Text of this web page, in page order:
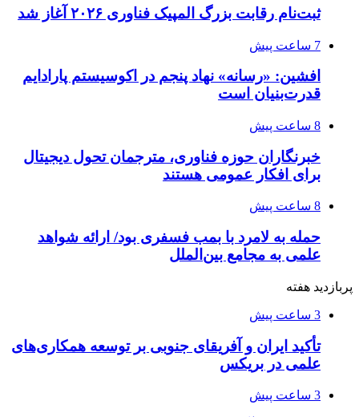
ثبت‌نام رقابت بزرگ المپیک فناوری ۲۰۲۶ آغاز شد
7 ساعت پیش
افشین: «رسانه» نهاد پنجم در اکوسیستم پارادایم
قدرت‌بنیان است
8 ساعت پیش
خبرنگاران حوزه فناوری، مترجمان تحول دیجیتال
برای افکار عمومی هستند
8 ساعت پیش
حمله به لامرد با بمب فسفری بود/ ارائه شواهد
علمی به مجامع بین‌الملل
پربازدید هفته
3 ساعت پیش
تأکید ایران و آفریقای جنوبی بر توسعه همکاری‌های
علمی در بریکس
3 ساعت پیش